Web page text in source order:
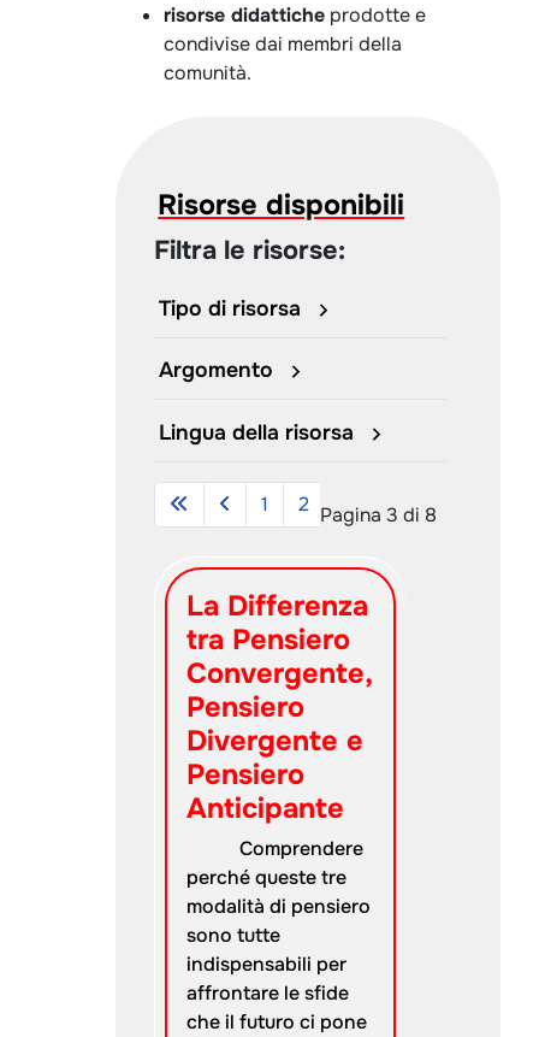
risorse didattiche prodotte e
condivise dai membri della
comunità.
Risorse disponibili
Filtra le risorse:
Tipo di risorsa
Argomento
Lingua della risorsa
Pagina 3 di 8
1 2 5
Titolo
La Differenza
tra Pensiero
Convergente,
Pensiero
Divergente e
Pensiero
Anticipante
Comprendere
perché queste tre
modalità di pensiero
sono tutte
indispensabili per
affrontare le sfide
che il futuro ci pone